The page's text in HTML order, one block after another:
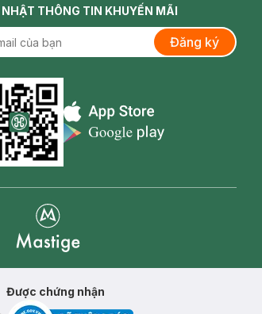
THÔNG TIN KHUYẾN MÃI
Đăng ký
Appstore icon
Được chứng nhận